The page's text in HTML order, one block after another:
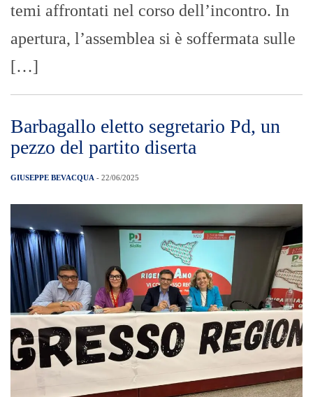
temi affrontati nel corso dell’incontro. In
apertura, l’assemblea si è soffermata sulle
[…]
Barbagallo eletto segretario Pd, un
pezzo del partito diserta
GIUSEPPE BEVACQUA - 22/06/2025